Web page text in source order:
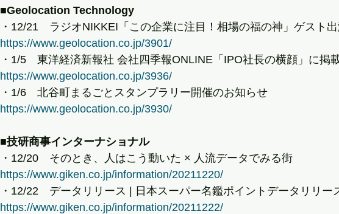
■Geolocation Technology
・12/21　ラジオNIKKEI「この企業に注目！相場の福の神」ゲスト
https://www.geolocation.co.jp/3901/
・1/5　東洋経済新報社 会社四季報ONLINE「IPO社長の横顔」に掲
https://www.geolocation.co.jp/3936/
・1/6　北谷町まるごとスタンプラリー開催のお知らせ
https://www.geolocation.co.jp/3930/
■技研商事インターナショナル
・12/20　そのとき、人はこう動いた × 人流データでみる街
https://www.giken.co.jp/information/20211220/
・12/22　データリリース | 日本スーパー名鑑ポイントデータリリー
https://www.giken.co.jp/information/20211222/